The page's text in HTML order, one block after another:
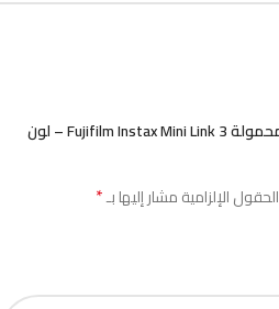
كن أول من يقيم “طابعة الصور المحمولة Fujifilm Instax Mini Link 3 – لون
الحقول الإلزامية مشار إليها بـ*